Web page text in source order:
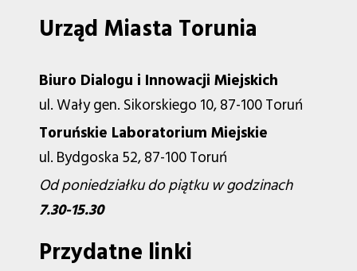
Urząd Miasta Torunia
Biuro Dialogu i Innowacji Miejskich
ul. Wały gen. Sikorskiego 10, 87-100 Toruń
Toruńskie Laboratorium Miejskie
ul. Bydgoska 52, 87-100 Toruń
Od poniedziałku do piątku w godzinach
7.30-15.30
Przydatne linki